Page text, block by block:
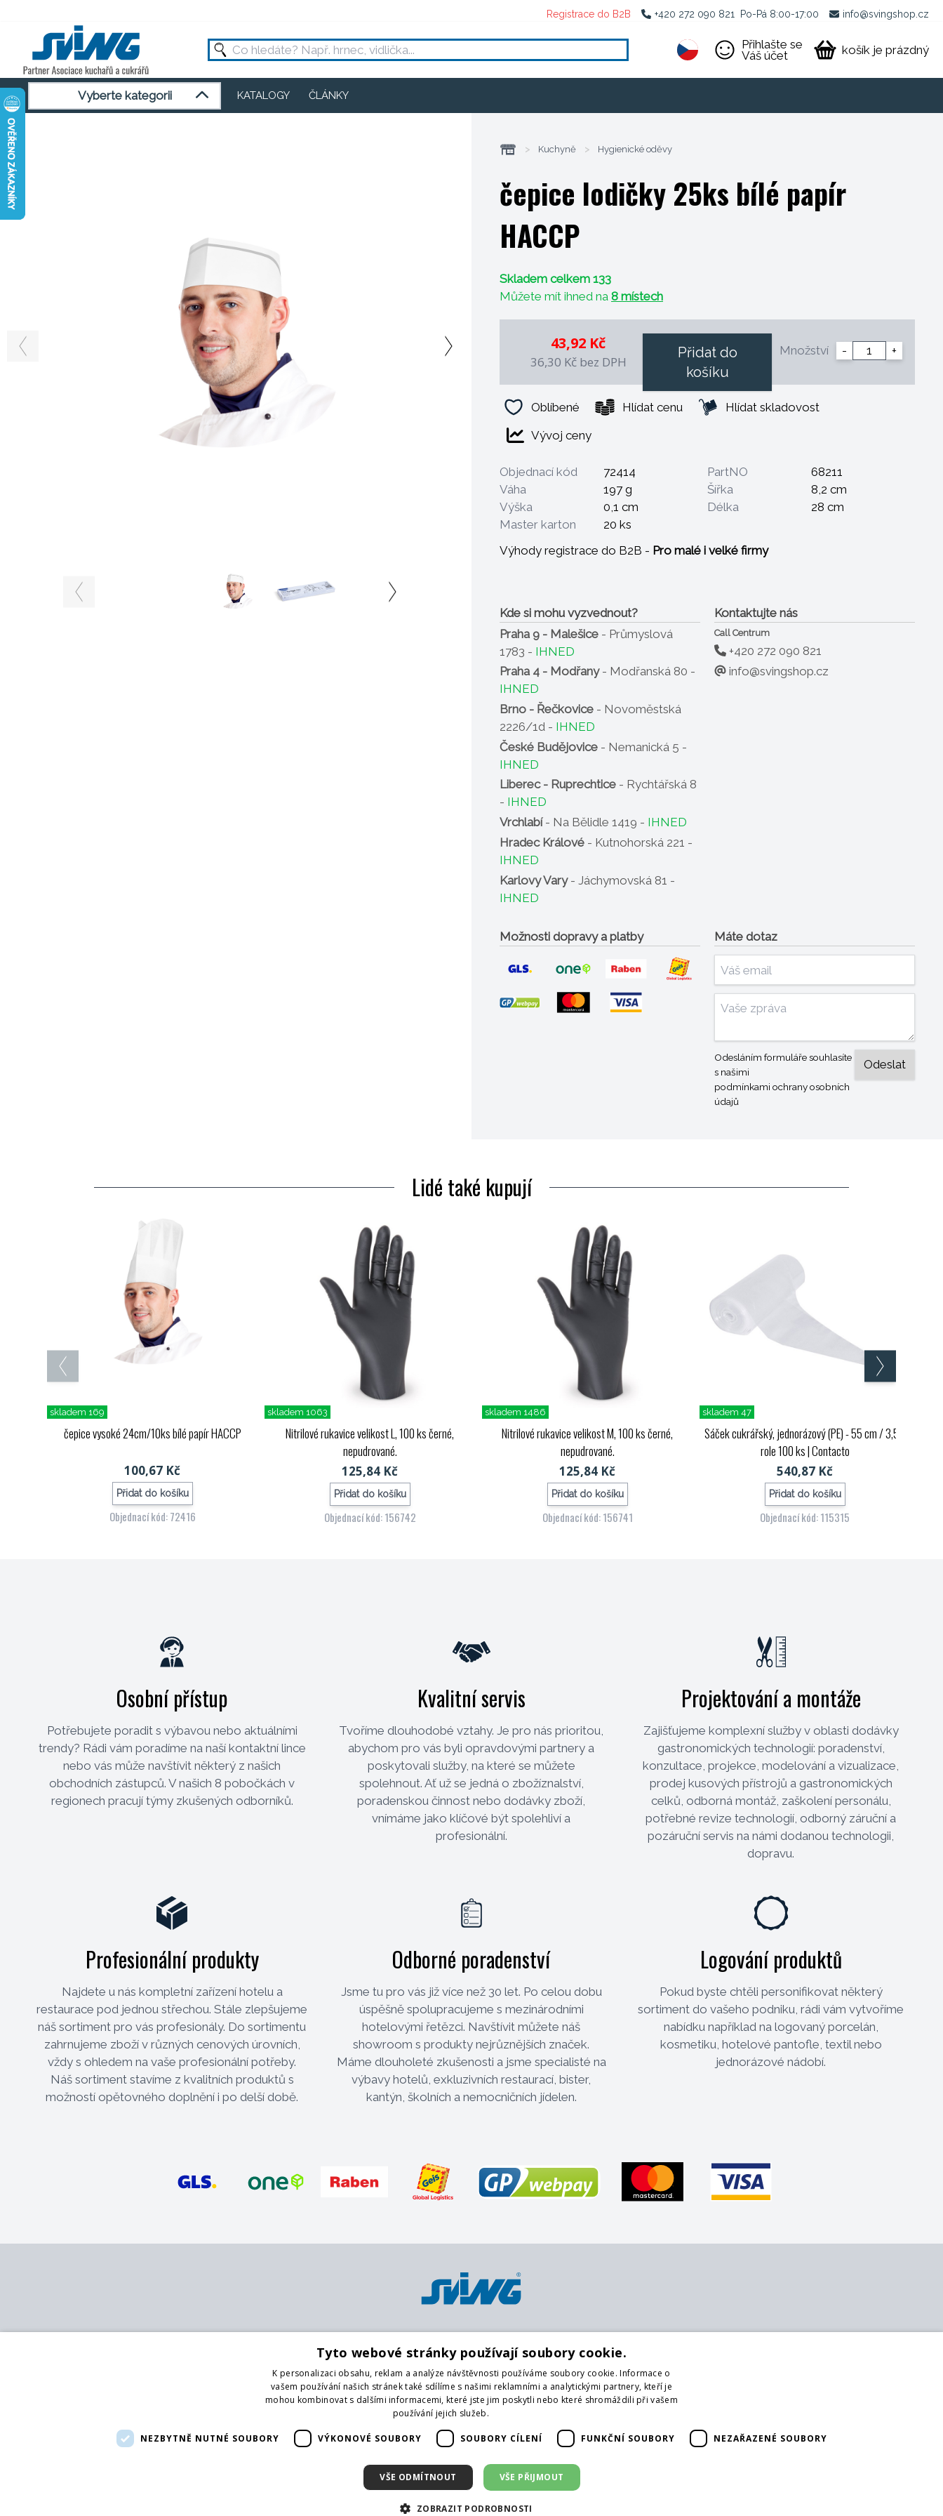
Registrace do B2B +420 272 090 821 Po-Pá 8:00-17:00 info@svingshop.cz
Přihlašte se
Váš účet
košík je prázdný
Vyberte kategorii KATALOGY ČLÁNKY
> Kuchyně > Hygienické oděvy
čepice lodičky 25ks bílé papír
HACCP
Skladem celkem 133
Můžete mít ihned na 8 místech
43,92 Kč
36,30 Kč bez DPH
Množství - +
Přidat do
košíku
Oblíbené Hlídat cenu
Hlídat skladovost
Vývoj ceny
Objednací kód 72414 PartNO
68211
Váha
197 g Šířka
8,2 cm
Výška
0,1 cm Délka
28 cm
Master karton
20 ks
Výhody registrace do B2B - Pro malé i velké firmy
Kde si mohu vyzvednout?
Praha 9 - Malešice - Průmyslová
1783 - IHNED
Praha 4 - Modřany- Modřanská 80 -
IHNED
Brno - Řečkovice - Novoměstská
2226/1d - IHNED
České Budějovice - Nemanická 5 -
IHNED
Liberec - Ruprechtice - Rychtářská 8
- IHNED
Vrchlabí- Na Bělidle 1419 - IHNED
Hradec Králové - Kutnohorská 221 -
IHNED
Karlovy Vary- Jáchymovská 81 -
IHNED
Kontaktujte nás
Call Centrum
+420 272 090 821
info@svingshop.cz
Možnosti dopravy a platby Máte dotaz
Odesláním formuláře souhlasíte
s našimi
podmínkami ochrany osobních
údajů
Lidé také kupují
skladem 169
čepice vysoké 24cm/10ks bílé papír HACCP
100,67 Kč
Přidat do košíku
Objednací kód: 72416
skladem 1063
Nitrilové rukavice velikost L, 100 ks černé,
nepudrované.
125,84 Kč
Přidat do košíku
Objednací kód: 156742
skladem 1486
Nitrilové rukavice velikost M, 100 ks černé,
nepudrované.
125,84 Kč
Přidat do košíku
Objednací kód: 156741
skladem 47
Sáček cukrářský, jednorázový (PE) - 55 cm / 3,5 l,
role 100 ks| Contacto
540,87 Kč
Přidat do košíku
Objednací kód: 115315
Osobní přístup
Potřebujete poradit s výbavou nebo aktuálními
trendy? Rádi vám poradíme na naší kontaktní lince
nebo vás může navštívit některý z našich
obchodních zástupců. V našich 8 pobočkách v
regionech pracují týmy zkušených odborníků.
Kvalitní servis
Tvoříme dlouhodobé vztahy. Je pro nás prioritou,
abychom pro vás byli opravdovými partnery a
poskytovali služby, na které se můžete
spolehnout. Ať už se jedná o zbožíznalství,
poradenskou činnost nebo dodávky zboží,
vnímáme jako klíčové být spolehliví a
profesionální.
Projektování a montáže
Zajišťujeme komplexní služby v oblasti dodávky
gastronomických technologií: poradenství,
konzultace, projekce, modelování a vizualizace,
prodej kusových přístrojů a gastronomických
celků, odborná montáž, zaškolení personálu,
potřebné revize technologií, odborný záruční a
pozáruční servis na námi dodanou technologii,
dopravu.
Profesionální produkty
Najdete u nás kompletní zařízení hotelu a
restaurace pod jednou střechou. Stále zlepšujeme
náš sortiment pro vás profesionály. Do sortimentu
zahrnujeme zboží v různých cenových úrovních,
vždy s ohledem na vaše profesionální potřeby.
Náš sortiment stavíme z kvalitních produktů s
možností opětovného doplnění i po delší době.
Odborné poradenství
Jsme tu pro vás již více než 30 let. Po celou dobu
úspěšně spolupracujeme s mezinárodními
hotelovými řetězci. Navštívit můžete náš
showroom s produkty nejrůznějších značek.
Máme dlouholeté zkušenosti a jsme specialisté na
výbavy hotelů, exkluzivních restaurací, bister,
kantýn, školních a nemocničních jídelen.
Logování produktů
Pokud byste chtěli personifikovat některý
sortiment do vašeho podniku, rádi vám vytvoříme
nabídku například na logovaný porcelán,
kosmetiku, hotelové pantofle, textil nebo
jednorázové nádobí.
info@svingshop.cz
Platba předem na účet
Hotově
Praha 9
Praha 4
Brno
Liberec
Hradec Králové
Karlovy Vary
O nás
Obchodní podmínky
Tyto webové stránky používají soubory cookie.
K personalizaci obsahu, reklam a analýze návštěvnosti používáme soubory cookie. Informace o
vašem používání našich stránek také sdílíme s našimi reklamními a analytickými partnery, kteří je
mohou kombinovat s dalšími informacemi, které jste jim poskytli nebo které shromáždili při vašem
používání jejich služeb.
NEZBYTNĚ NUTNÉ SOUBORY VÝKONOVÉ SOUBORY SOUBORY CÍLENÍ FUNKČNÍ SOUBORY NEZAŘAZENÉ SOUBORY
VŠE PŘIJMOUT
VŠE ODMÍTNOUT
ZOBRAZIT PODROBNOSTI